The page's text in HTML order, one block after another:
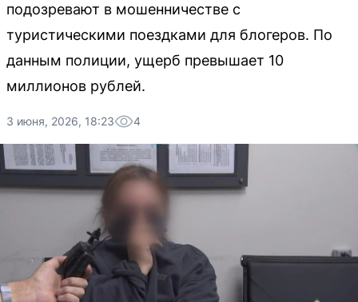
подозревают в мошенничестве с
туристическими поездками для блогеров. По
данным полиции, ущерб превышает 10
миллионов рублей.
3 июня, 2026, 18:23 4